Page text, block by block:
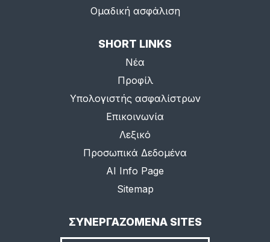
Ομαδική ασφάλιση
SHORT LINKS
Νέα
Προφίλ
Υπολογιστής ασφαλίστρων
Επικοινωνία
Λεξικό
Προσωπικά Δεδομένα
AI Info Page
Sitemap
ΣΥΝΕΡΓΑΖΟΜΕΝΑ SITES